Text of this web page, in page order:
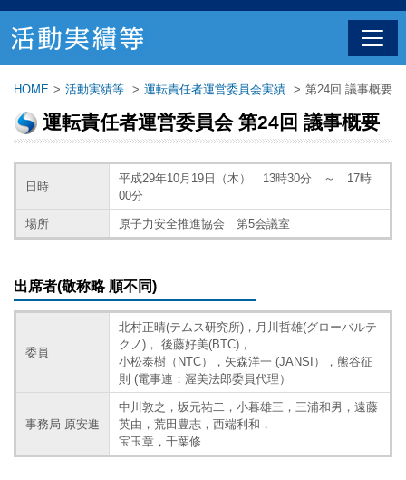
HOME > 活動実績等 > 運転責任者運営委員会実績 > 第24回 議事概要
運転責任者運営委員会 第24回 議事概要
日時
平成29年10月19日（木） 13時30分 ～ 17時
00分
場所 原子力安全推進協会 第5会議室
出席者(敬称略 順不同)
委員
北村正晴(テムス研究所)，月川哲雄(グローバルテ
クノ)， 後藤好美(BTC)，
小松泰樹（NTC），矢森洋一 (JANSI），熊谷征
則 (電事連：渥美法郎委員代理）
事務局 原安進
中川敦之，坂元祐二，小暮雄三，三浦和男，遠藤
英由，荒田豊志，西端利和，
宝玉章，千葉修